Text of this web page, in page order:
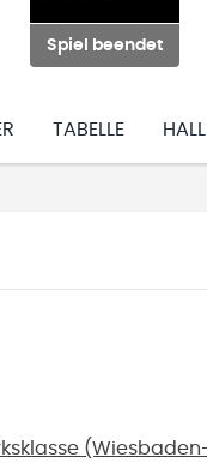
Spiel beendet
TABELLE